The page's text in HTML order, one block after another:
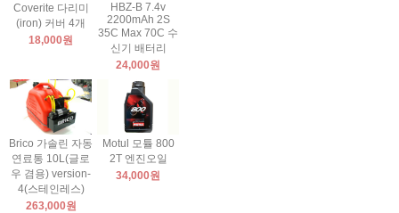
Coverite 다리미
(iron) 커버 4개
18,000원
HBZ-B 7.4v
2200mAh 2S
35C Max 70C 수
신기 배터리
24,000원
Brico 가솔린 자동
연료통 10L(글로
우 겸용) version-
4(스테인레스)
263,000원
Motul 모튤 800
2T 엔진오일
34,000원